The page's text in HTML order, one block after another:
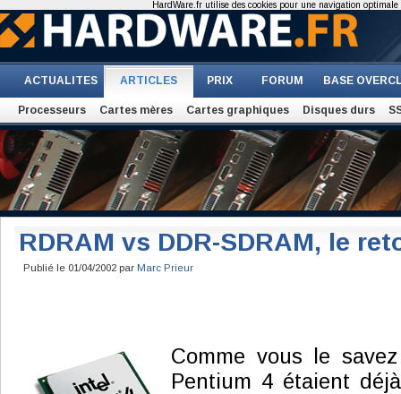
ACTUALITES ARTICLES PRIX FORUM BASE
Processeurs Cartes mères Cartes graphiques Disques durs
RDRAM vs DDR-SDRAM, le
Publié le 01/04/2002 par Marc Prieur
Comme vous le
Pentium 4 étaient
HardWare.fr utilise des cookies pour une navigation